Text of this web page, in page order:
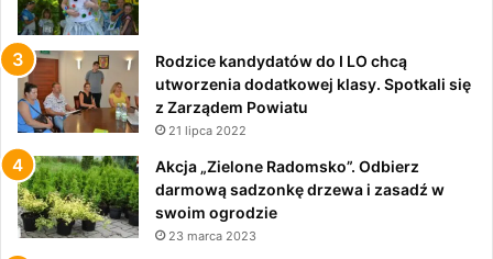
Rodzice kandydatów do I LO chcą
utworzenia dodatkowej klasy. Spotkali się
z Zarządem Powiatu
21 lipca 2022
Akcja „Zielone Radomsko”. Odbierz
darmową sadzonkę drzewa i zasadź w
swoim ogrodzie
23 marca 2023